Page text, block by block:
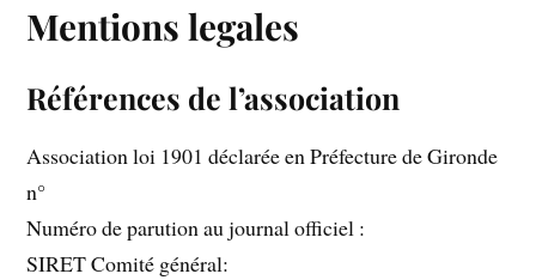
Mentions legales
Références de l’association
Association loi 1901 déclarée en Préfecture de Gironde
n°
Numéro de parution au journal officiel :
SIRET Comité général: